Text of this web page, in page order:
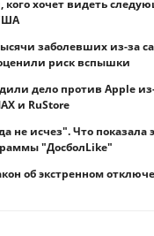
кого хочет видеть
заболевших из-за
риск вспышки
дело против Apple
и RuStore
не исчез". Что показала
"ДосболLike"
об экстренном